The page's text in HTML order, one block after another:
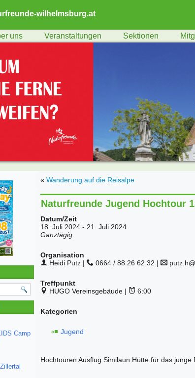
wilhelmsburg.at
uns Veranstaltungen Sektionen
Camp
« Wanderung auf die Reisalpe
Naturfreunde Jugend Hochtour
Datum/Zeit
18. Juli 2024 - 21. Juli 2024
Ganztägig
Organisation
Heidi Putz |
0664 / 88 26 62 32 |
Treffpunkt
HUGO Vereinsgebäude |
6:00
Kategorien
Jugend
Hochtouren Ausflug Similaun Hütte für das junge